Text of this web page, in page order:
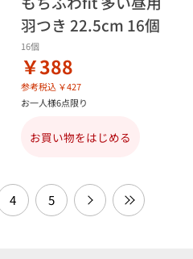
羽つき 22.5cm 16個
16個
￥388
参考税込 ￥427
お一人様6点限り
お買い物をはじめる
4 5